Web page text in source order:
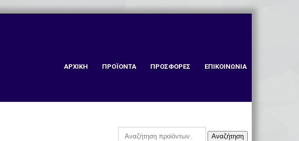
ΑΡΧΙΚΗ ΠΡΟΪΟΝΤΑ ΠΡΟΣΦΟΡΕΣ ΕΠΙΚΟΙΝΩΝΙΑ
Αναζήτηση
Αναζήτηση